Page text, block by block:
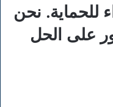
للحماية. نحن
على الحل